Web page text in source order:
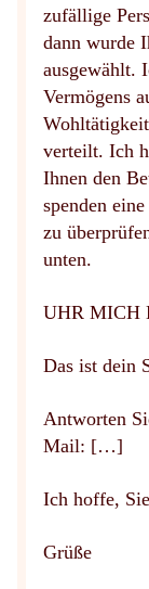
zufällige
dann wurde
ausgewählt.
Vermögens
verteilt. Ich
Ihnen den
spenden
zu
unten.
UHR
Das ist dein
Antworten
Mail: […]
Ich hoffe,
Grüße